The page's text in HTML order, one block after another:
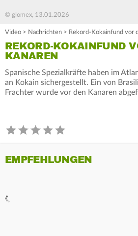
© glomex, 13.01.2026
Video > Nachrichten > Rekord-Kokainfund vor
REKORD-KOKAINFUND
KANAREN
Spanische Spezialkräfte haben im
an Kokain sichergestellt. Ein von
Frachter wurde vor den Kanaren
EMPFEHLUNGEN